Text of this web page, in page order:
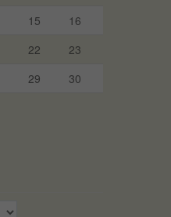
15
16
22
23
29
30